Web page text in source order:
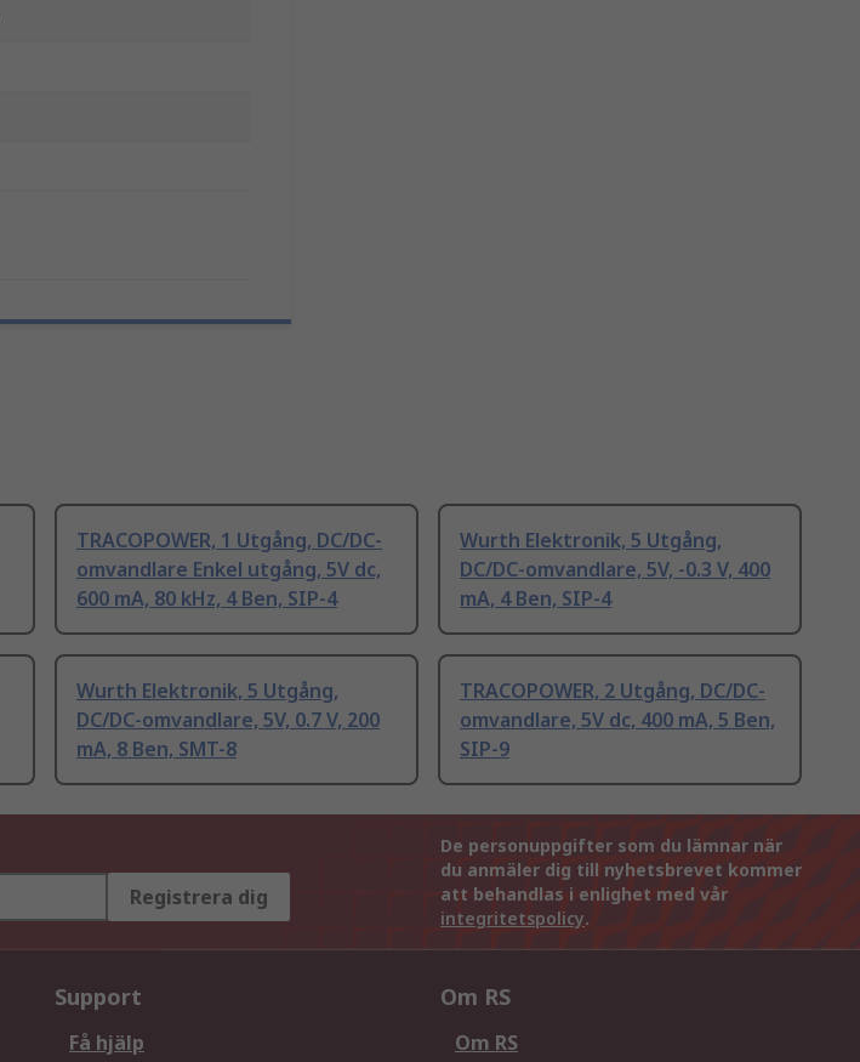
TRACOPOWER, 1 Utgång, DC/DC-
omvandlare Enkel utgång, 5V dc,
600 mA, 80 kHz, 4 Ben, SIP-4
Wurth Elektronik, 5 Utgång,
DC/DC-omvandlare, 5V, -0.3 V, 400
mA, 4 Ben, SIP-4
Wurth Elektronik, 5 Utgång,
DC/DC-omvandlare, 5V, 0.7 V, 200
mA, 8 Ben, SMT-8
TRACOPOWER, 2 Utgång, DC/DC-
omvandlare, 5V dc, 400 mA, 5 Ben,
SIP-9
Registrera dig
De personuppgifter som du lämnar när
du anmäler dig till nyhetsbrevet kommer
att behandlas i enlighet med vår
integritetspolicy.
Support
Få hjälp
Om RS
Om RS